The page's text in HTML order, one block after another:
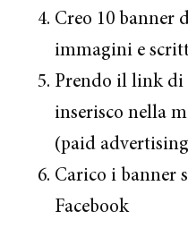
Creo 10 banner
immagini e
Prendo il link di
inserisco nella
(paid
Carico i banner
Facebook